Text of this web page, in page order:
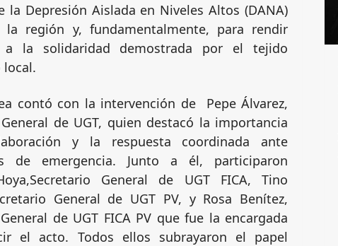
la Depresión Aislada en Niveles Altos (DANA)
la región y, fundamentalmente, para rendir
a la solidaridad demostrada por el tejido
contó con la intervención de Pepe Álvarez,
de UGT, quien destacó la importancia
y la respuesta coordinada ante
de emergencia. Junto a él, participaron
General de UGT FICA, Tino
General de UGT PV, y Rosa Benítez,
de UGT FICA PV que fue la encargada
el acto. Todos ellos subrayaron el papel